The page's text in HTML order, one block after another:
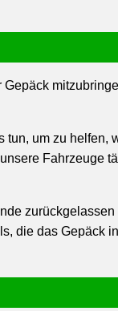
um zu
Fahrzeuge
die das Gepäck